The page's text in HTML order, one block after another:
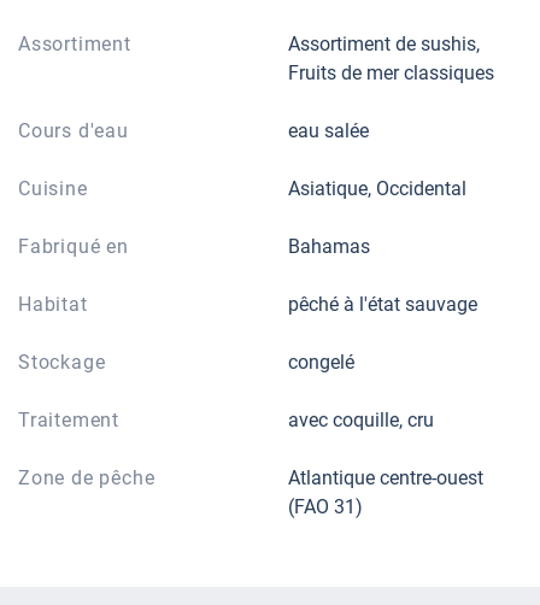
Assortiment
Assortiment de sushis,
Fruits de mer classiques
Cours d'eau eau salée
Cuisine Asiatique, Occidental
Fabriqué en Bahamas
Habitat pêché à l'état sauvage
Stockage congelé
Traitement avec coquille, cru
Zone de pêche
Atlantique centre-ouest
(FAO 31)